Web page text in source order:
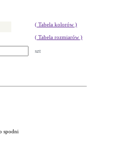
( Tabela kolorów )
( Tabela rozmiarów )
szt
spodni